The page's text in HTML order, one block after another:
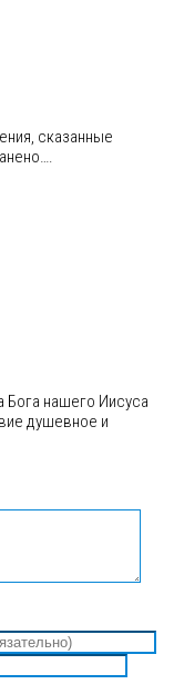
сказанные
Бога нашего Иисуса
душевное и